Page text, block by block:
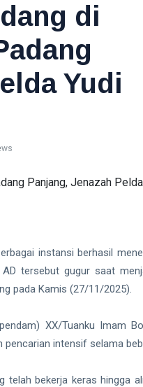
di
Yudi
instansi berhasil
tersebut gugur saat
pada Kamis (27/11/2025).
XX/Tuanku Imam
intensif selama
bekerja keras hingga